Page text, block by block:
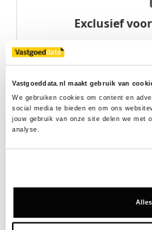
Vastgoeddata.nl maakt gebruik van
We gebruiken cookies om content en
social media te bieden en om ons
jouw gebruik van onze site delen we met
analyse.
Exclusief
Zie direct welke partijen en
Deze informatie is alleen
Vraag
Gerelateerde